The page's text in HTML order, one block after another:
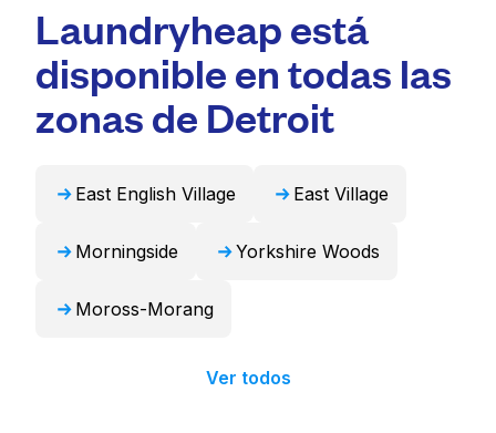
profesional y tiempos de entrega rápidos.
Para muchos residentes, es una opción más
conveniente y que ahorra tiempo.
gran capacidad adecuadas para artículos
voluminosos como edredones, mantas y
cortinas. Como alternativa, Laundryheap
puede encargarse de estos artículos de forma
profesional y devolverlos listos para usar en
Laundryheap está
disponible en todas las
zonas de Detroit
East English Village East Village
Morningside Yorkshire Woods
Moross-Morang
Ver todos